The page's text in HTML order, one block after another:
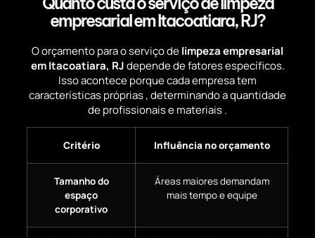
empresarial em Itacoatiara, RJ?
O orçamento para o serviço delimpeza empresarial
em Itacoatiara, RJdepende de fatores específicos.
Isso acontece porque cada empresa tem
características próprias , determinando a quantidade
de profissionais e materiais .
Critério Influência no orçamento
Tamanho do
espaço
corporativo
Áreas maiores demandam
mais tempo e equipe